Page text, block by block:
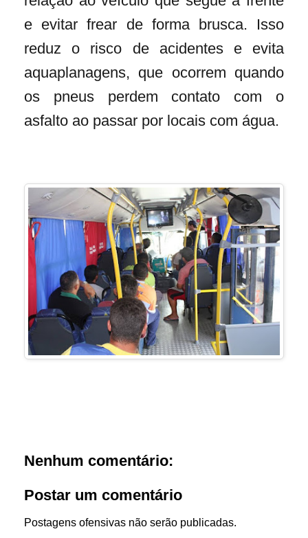
e evitar frear de forma brusca. Isso
reduz o risco de acidentes e evita
aquaplanagens, que ocorrem quando
os pneus perdem contato com o
asfalto ao passar por locais com água.
Nenhum comentário:
Postar um comentário
Postagens ofensivas não serão publicadas.